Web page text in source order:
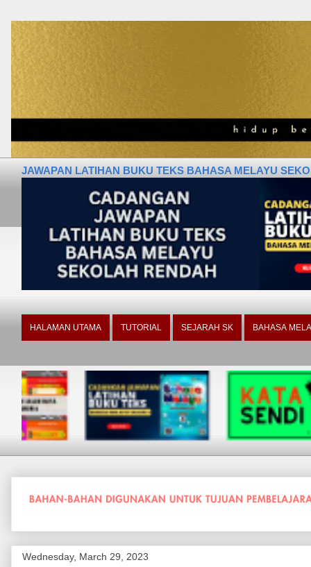
JAWAPAN LATIHAN BUKU TEKS BAHASA MELAYU
HALAMAN UTAMA TUTORIAL SEJARAH SK BAHASA
Wednesday, March 29, 2023